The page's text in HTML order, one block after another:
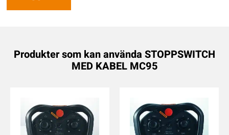
Produkter som kan använda STOPPSWITCH
MED KABEL MC95